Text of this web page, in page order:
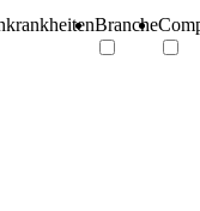
Branche